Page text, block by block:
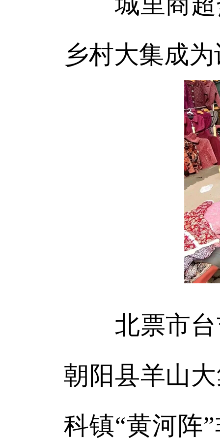
乡村大集成
北票市台
朝阳县羊山
科镇“黄河阵